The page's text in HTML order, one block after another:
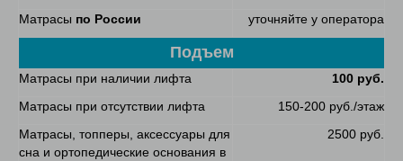
Матрасы по России уточняйте у оператора
Подъем
Матрасы при наличии лифта
100 руб.
Матрасы при отсутствии лифта
150-200 руб./этаж
Матрасы, топперы, аксессуары для
сна и ортопедические основания в
2500 руб.